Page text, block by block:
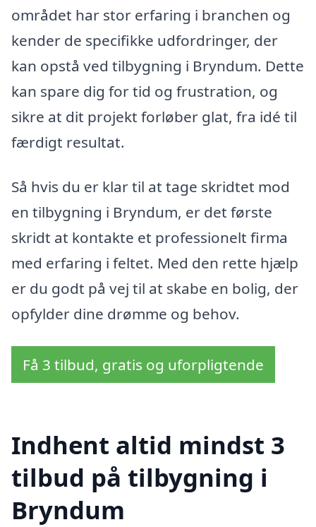
området har stor erfaring i branchen og
kender de specifikke udfordringer, der
kan opstå ved tilbygning i Bryndum. Dette
kan spare dig for tid og frustration, og
sikre at dit projekt forløber glat, fra idé til
færdigt resultat.
Så hvis du er klar til at tage skridtet mod
en tilbygning i Bryndum, er det første
skridt at kontakte et professionelt firma
med erfaring i feltet. Med den rette hjælp
er du godt på vej til at skabe en bolig, der
opfylder dine drømme og behov.
Få 3 tilbud, gratis og uforpligtende
Indhent altid mindst 3
tilbud på tilbygning i
Bryndum